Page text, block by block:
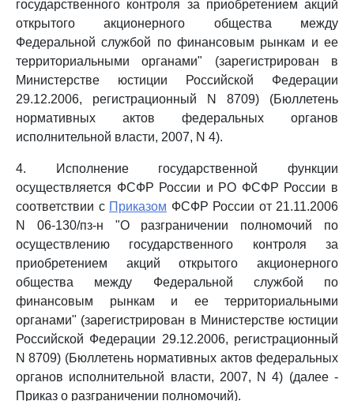
государственного контроля за приобретением акций
открытого акционерного общества между
Федеральной службой по финансовым рынкам и ее
территориальными органами" (зарегистрирован в
Министерстве юстиции Российской Федерации
29.12.2006, регистрационный N 8709) (Бюллетень
нормативных актов федеральных органов
исполнительной власти, 2007, N 4).
4. Исполнение государственной функции
осуществляется ФСФР России и РО ФСФР России в
соответствии с Приказом ФСФР России от 21.11.2006
N 06-130/пз-н "О разграничении полномочий по
осуществлению государственного контроля за
приобретением акций открытого акционерного
общества между Федеральной службой по
финансовым рынкам и ее территориальными
органами" (зарегистрирован в Министерстве юстиции
Российской Федерации 29.12.2006, регистрационный
N 8709) (Бюллетень нормативных актов федеральных
органов исполнительной власти, 2007, N 4) (далее -
Приказ о разграничении полномочий).